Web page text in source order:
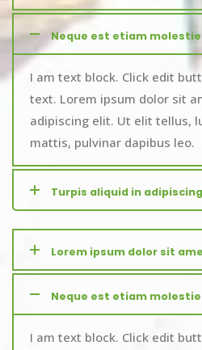
Neque est etiam molestie
I am text block. Click edit
text. Lorem ipsum dolor sit
adipiscing elit. Ut elit tellus,
mattis, pulvinar dapibus leo.
Turpis aliquid in adipiscing
Lorem ipsum dolor sit
Neque est etiam molestie
I am text block. Click edit